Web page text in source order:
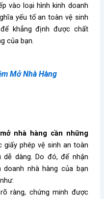
vào loại hình kinh doanh
yếu tố an toàn vệ sinh
khẳng định được chất
của bạn.
Mở Nhà Hàng
mở nhà hàng cần những
phép vệ sinh an toàn
dàng. Do đó, để nhận
nhà hàng của bạn
ràng, chứng minh được